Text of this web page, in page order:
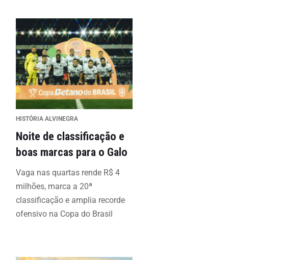
HISTÓRIA ALVINEGRA
Noite de classificação e
boas marcas para o Galo
Vaga nas quartas rende R$ 4
milhões, marca a 20ª
classificação e amplia recorde
ofensivo na Copa do Brasil